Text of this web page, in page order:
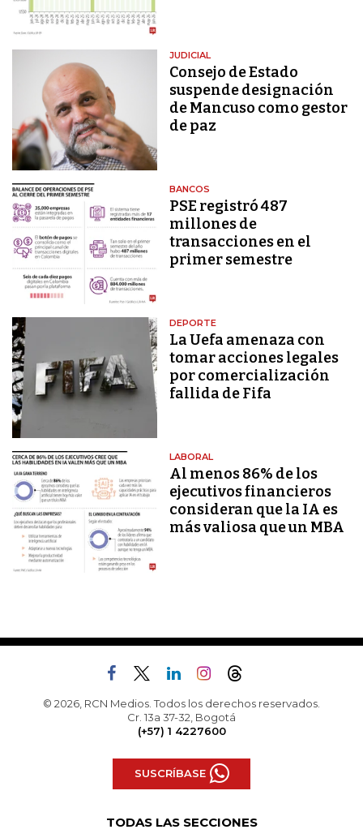
JUDICIAL
Consejo de Estado
suspende designación
de Mancuso como gestor
de paz
BANCOS
PSE registró 487
millones de
transacciones en el
primer semestre
DEPORTE
La Uefa amenaza con
tomar acciones legales
por comercialización
fallida de Fifa
LABORAL
Al menos 86% de los
ejecutivos financieros
consideran que la IA es
más valiosa que un MBA
© 2026, RCN Medios. Todos los derechos reservados.
Cr. 13a 37-32, Bogotá
(+57) 1 4227600
SUSCRÍBASE
TODAS LAS SECCIONES